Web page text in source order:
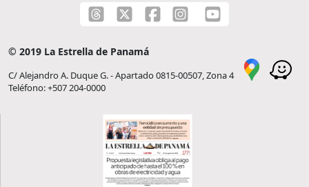
© 2019 La Estrella de Panamá
C/ Alejandro A. Duque G. - Apartado 0815-00507, Zona 4
Teléfono: +507 204-0000